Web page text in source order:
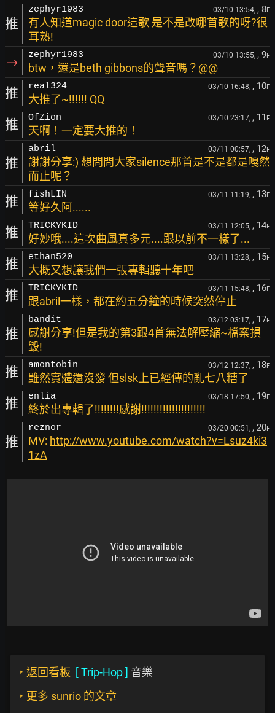
推
zephyr1983 03/10 13:54, , 8F
有人知道magic door這歌 是不是改哪首歌的呀?很
耳熟!
→ zephyr1983 03/10 13:55, , 9F
btw，還是beth gibbons的聲音嗎？@@
推 real324 03/10 16:48, , 10F
大推了~!!!!!! QQ
推 OfZion 03/10 23:17, , 11 F
天啊！一定要大推的！
推
abril 03/11 00:57, , 12F
謝謝分享:) 想問問大家silence那首是不是都是嘎然
而止呢？
推 fishLIN 03/11 11:19, , 13F
等好久阿......
推 TRICKYKID 03/11 12:05, , 14F
好妙哦....這次曲風真多元....跟以前不一樣了...
推 ethan520 03/11 13:28, , 15F
大概又想讓我們一張專輯聽十年吧
推 TRICKYKID 03/11 15:48, , 16F
跟abril一樣，都在約五分鐘的時候突然停止
推
bandit 03/12 03:17, , 17F
感謝分享!但是我的第3跟4首無法解壓縮~檔案損
毀!
推 amontobin 03/12 12:37, , 18F
雖然實體還沒發 但slsk上已經傳的亂七八糟了
推 enlia 03/18 17:50, , 19F
終於出專輯了!!!!!!!!感謝!!!!!!!!!!!!!!!!!!!!!
推
reznor 03/20 00:51, , 20F
MV: http://www.youtube.com/watch?v=Lsuz4ki3
1zA
‣ 返回看板 [Trip-Hop] 音樂
‣ 更多 sunrio 的文章